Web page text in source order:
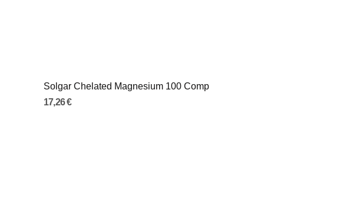
Solgar Chelated Magnesium 100 Comp
17,26 €